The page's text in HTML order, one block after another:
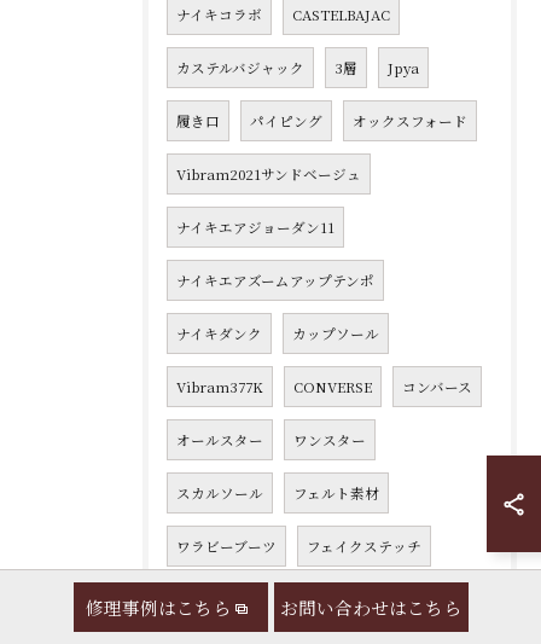
ナイキコラボ CASTELBAJAC
カステルバジャック 3層 Jpya
履き口 パイピング オックスフォード
Vibram2021サンドベージュ
ナイキエアジョーダン11
ナイキエアズームアップテンポ
ナイキダンク カップソール
Vibram377K CONVERSE コンバース
オールスター ワンスター
スカルソール フェルト素材
ワラビーブーツ フェイクステッチ
ナイキエアズームフライト5
修理事例はこちら お問い合わせはこちら